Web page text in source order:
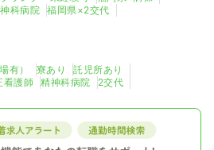
科病院 福岡県×2交代
有） 寮あり
託児所あり
看護師 精神科病院 2交代